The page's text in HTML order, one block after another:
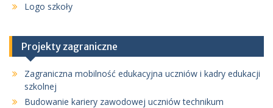
Logo szkoły
Projekty zagraniczne
Zagraniczna mobilność edukacyjna uczniów i kadry edukacji
szkolnej
Budowanie kariery zawodowej uczniów technikum